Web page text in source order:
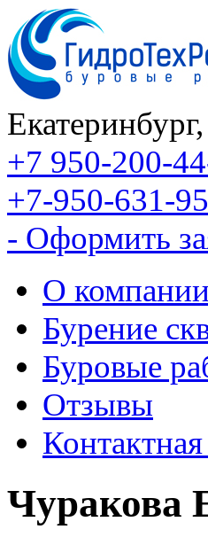
+7 950-200-
+7-950-631-
- Оформить
О компании
Бурение
Буровые
Отзывы
Чуракова